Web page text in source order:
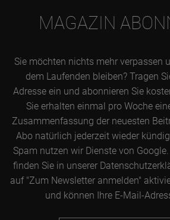
MAGAZIN
Sie möchten nichts mehr verpassen
dem Laufenden bleiben? Tragen
Adresse ein und abonnieren Sie
Sie erhalten einmal pro Woche
Zusammenfassung der neuesten
Abo natürlich jederzeit wieder
Spam nutzen wir Dienste von
finden Sie in unserer
auf "Zum Newsletter anmelden"
und können Ihre E-Mail-